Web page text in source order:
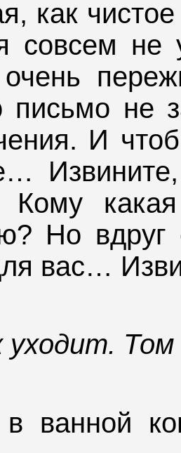
как
совсем не
письмо не
И
Кому
Но
вас…
уходит.
ванной